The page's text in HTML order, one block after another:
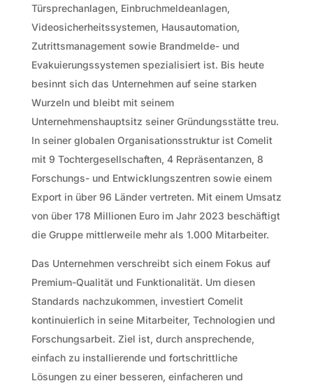
Türsprechanlagen, Einbruchmeldeanlagen,
Videosicherheitssystemen, Hausautomation,
Zutrittsmanagement sowie Brandmelde- und
Evakuierungssystemen spezialisiert ist. Bis heute
besinnt sich das Unternehmen auf seine starken
Wurzeln und bleibt mit seinem
Unternehmenshauptsitz seiner Gründungsstätte treu.
In seiner globalen Organisationsstruktur ist Comelit
mit 9 Tochtergesellschaften, 4 Repräsentanzen, 8
Forschungs- und Entwicklungszentren sowie einem
Export in über 96 Länder vertreten. Mit einem Umsatz
von über 178 Millionen Euro im Jahr 2023 beschäftigt
die Gruppe mittlerweile mehr als 1.000 Mitarbeiter.
Das Unternehmen verschreibt sich einem Fokus auf
Premium-Qualität und Funktionalität. Um diesen
Standards nachzukommen, investiert Comelit
kontinuierlich in seine Mitarbeiter, Technologien und
Forschungsarbeit. Ziel ist, durch ansprechende,
einfach zu installierende und fortschrittliche
Lösungen zu einer besseren, einfacheren und